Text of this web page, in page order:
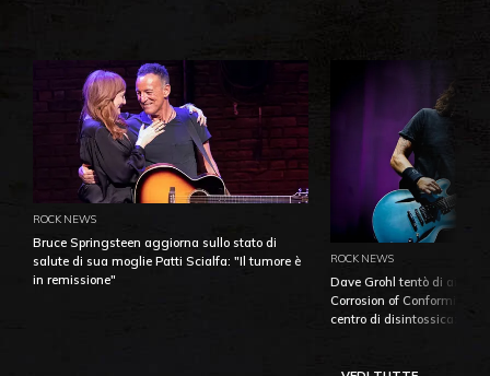
ROCK NEWS
Bruce Springsteen aggiorna sullo stato di
salute di sua moglie Patti Scialfa: "Il tumore è
in remissione"
ROCK NEWS
Dave Grohl tentò di
Corrosion of Conformity
centro di